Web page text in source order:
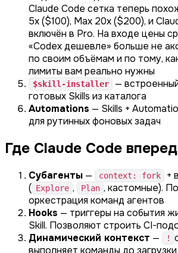
Claude Code сетка теперь
5x ($100), Max 20x ($200), и
включён в Pro. На входе цены
«Codex дешевле» больше не
по своим объёмам и по тому,
лимиты вам реально нужны
$skill-installer
—
готовых Skills из каталога
Automations — Skills +
для рутинных фоновых задач
Где Claude Code
Субагенты — context: fork
+
( Explore , Plan , кастомные).
оркестрация команд агентов
Hooks — триггеры на события
Skill. Позволяют строить CI-
Динамический контекст — !
выполняет команды до загрузки